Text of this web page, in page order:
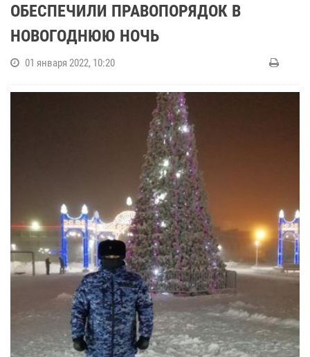
ОБЕСПЕЧИЛИ ПРАВОПОРЯДОК В
НОВОГОДНЮЮ НОЧЬ
01 января 2022, 10:20